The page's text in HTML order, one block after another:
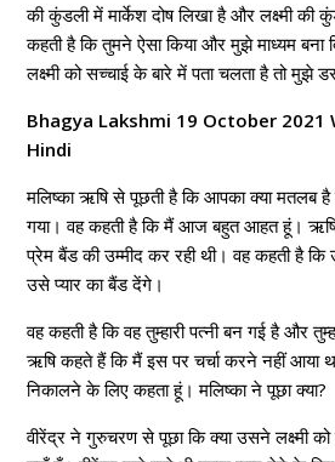
की कुंडली में मार्केश दोष लिखा है और लक्ष्मी की
कहती है कि तुमने ऐसा किया और मुझे माध्यम बना
लक्ष्मी को सच्चाई के बारे में पता चलता है तो मुझे
Bhagya Lakshmi 19 October
Hindi
मलिष्का ऋषि से पूछती है कि आपका क्या मतलब है
गया। वह कहती है कि मैं आज बहुत आहत हूं।
प्रेम बैंड की उम्मीद कर रही थी। वह कहती है
उसे प्यार का बैंड देंगे।
वह कहती है कि वह तुम्हारी पत्नी बन गई है और
ऋषि कहते हैं कि मैं इस पर चर्चा करने नहीं आया
निकालने के लिए कहता हूं। मलिष्का ने पूछा क्या?
वीरेंद्र ने गुरुचरण से पूछा कि क्या उसने लक्ष्मी को